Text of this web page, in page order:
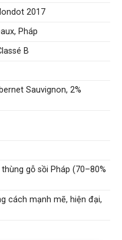
2017
Pháp
B
Sauvignon, 2%
gỗ sồi Pháp (70–80%
cách mạnh mẽ, hiện đại,